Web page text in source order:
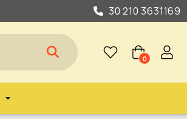
30 210 3631169
0